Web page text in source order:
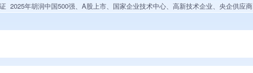
2025年胡润中国500强、A股上市、国家企业技术中心、高新技术企业、央企供应商、上市企业供应商、战略性新兴领域创新能力、绝对控股32家公司、薪资水平全省同行前5%、旗下品牌同行前5%、海关高级认证、A级纳税人、知名品牌供应商、多产业布局、拥有节能环保技术、拥有自主品牌、拥有高价值专利、专利授权量同领域前50、技术布局行业领先、拥有绿色低碳技术、经营年限全国同行前5%、集团核心成员、权威管理体系认证、发债企业、全国多家直营店、大学生就业贡献、2025年公开项目中标、拥有绿色资质、拥有工艺创新能力、拥有多项作品、美术作品创作量位于同行前5%、2025年度作品创作量极速增长、拥有多项著作权、软件研发量位于同行前50